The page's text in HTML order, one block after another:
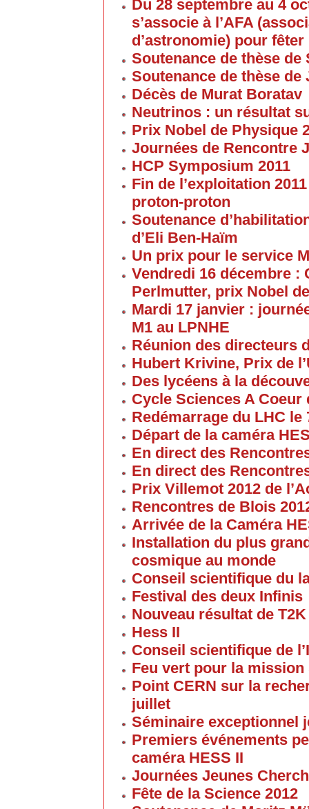
Du 28 septembre au 4
s’associe à l’AFA
d’astronomie) pour fêter
Soutenance de thèse
Soutenance de thèse
Décès de Murat Boratav
Neutrinos : un résultat
Prix Nobel de Physique
Journées de Rencontre
HCP Symposium 2011
Fin de l’exploitation
proton-proton
Soutenance
d’Eli Ben-Haïm
Un prix pour le service
Vendredi 16 décembre :
Perlmutter, prix Nobel
Mardi 17 janvier :
M1 au LPNHE
Réunion des directeurs
Hubert Krivine, Prix de
Des lycéens à la
Cycle Sciences A Coeur
Redémarrage du LHC le
Départ de la caméra
En direct des
En direct des
Prix Villemot 2012 de
Rencontres de Blois
Arrivée de la Caméra
Installation du plus
cosmique au monde
Conseil scientifique du
Festival des deux Infinis
Nouveau résultat de T2K
Hess II
Conseil scientifique de
Feu vert pour la
Point CERN sur la
juillet
Séminaire exceptionnel
Premiers événements
caméra HESS II
Journées Jeunes
Fête de la Science 2012